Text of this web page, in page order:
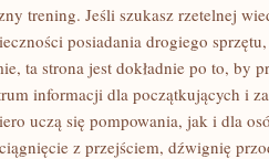
trening. Jeśli szukasz rzetelnej
posiadania drogiego
ta strona jest dokładnie po to, by
informacji dla początkujących i
uczą się pompowania, jak i dla
z przejściem, dźwignię